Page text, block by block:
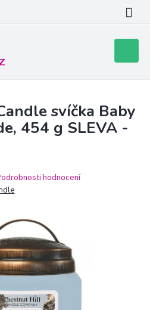
košík
svíčka Baby
454 g SLEVA -
hodnocení